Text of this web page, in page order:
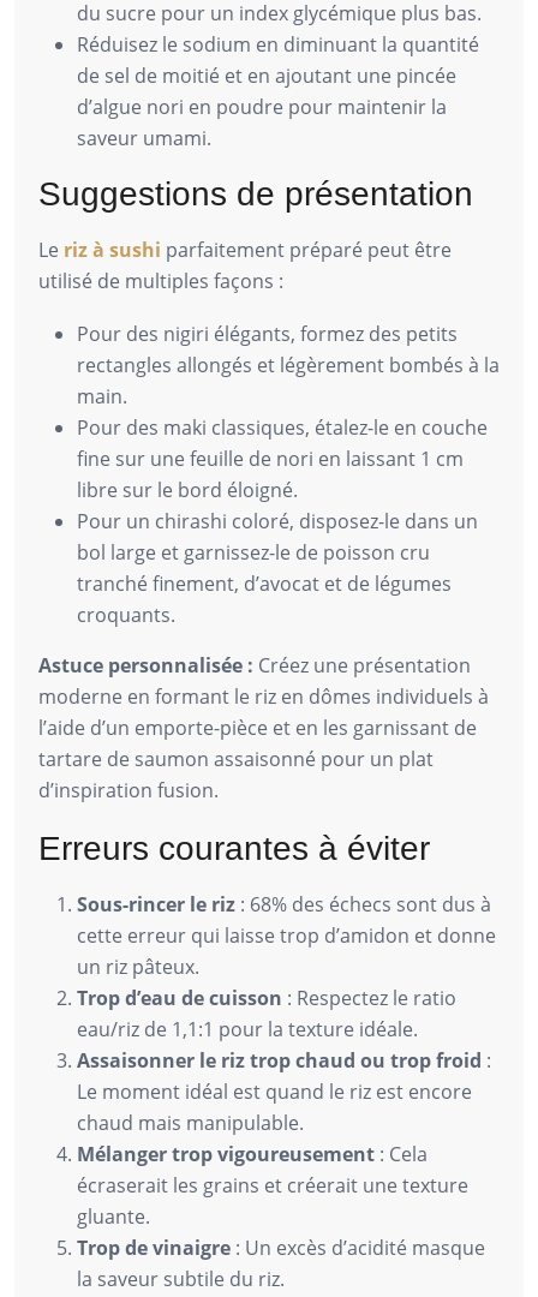
du sucre pour un index glycémique plus bas.
Réduisez le sodium en diminuant la quantité
de sel de moitié et en ajoutant une pincée
d’algue nori en poudre pour maintenir la
saveur umami.
Suggestions de présentation
Le riz à sushi parfaitement préparé peut être
utilisé de multiples façons :
Pour des nigiri élégants, formez des petits
rectangles allongés et légèrement bombés à la
main.
Pour des maki classiques, étalez-le en couche
fine sur une feuille de nori en laissant 1 cm
libre sur le bord éloigné.
Pour un chirashi coloré, disposez-le dans un
bol large et garnissez-le de poisson cru
tranché finement, d’avocat et de légumes
croquants.
Astuce personnalisée : Créez une présentation
moderne en formant le riz en dômes individuels à
l’aide d’un emporte-pièce et en les garnissant de
tartare de saumon assaisonné pour un plat
d’inspiration fusion.
Erreurs courantes à éviter
Sous-rincer le riz : 68% des échecs sont dus à
cette erreur qui laisse trop d’amidon et donne
un riz pâteux.
Trop d’eau de cuisson : Respectez le ratio
eau/riz de 1,1:1 pour la texture idéale.
Assaisonner le riz trop chaud ou trop froid :
Le moment idéal est quand le riz est encore
chaud mais manipulable.
Mélanger trop vigoureusement : Cela
écraserait les grains et créerait une texture
gluante.
Trop de vinaigre : Un excès d’acidité masque
la saveur subtile du riz.